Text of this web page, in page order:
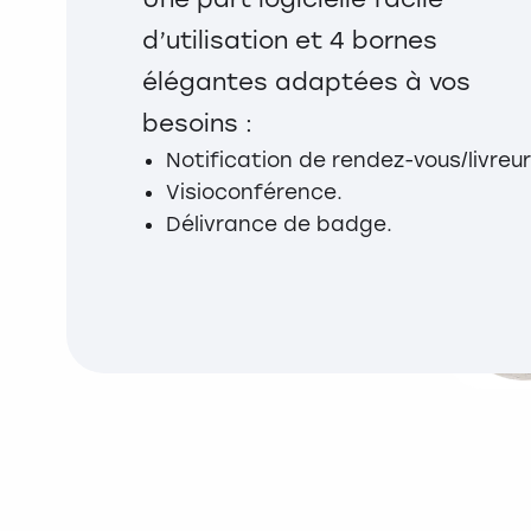
d’utilisation et 4 bornes
élégantes adaptées à vos
besoins :
Notification de rendez-vous/
Visioconférence.
Délivrance de badge.